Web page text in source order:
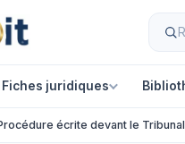
Fiches juridiques
écrite devant le